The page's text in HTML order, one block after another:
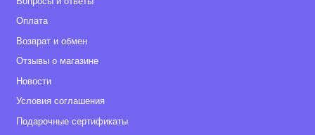
Оплата
Возврат и обмен
Отзывы о магазине
Новости
Условия соглашения
Подарочные сертификаты